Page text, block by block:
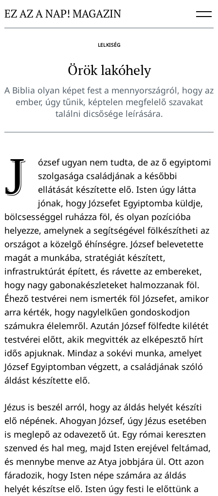
toEZ AZ A NAP! MAGAZIN
LELKISÉG
Örök lakóhely
A Biblia olyan képet fest a mennyországról, hogy az
ember, úgy tűnik, képtelen megfelelő szavakat
találni dicsősége leírására.
J
ózsef ugyan nem tudta, de az ő egyiptomi
szolgasága családjának a későbbi
ellátását készítette elő. Isten úgy látta
jónak, hogy Józsefet Egyiptomba küldje,
bölcsességgel ruházza föl, és olyan pozícióba
helyezze, amelynek a segítségével fölkészítheti az
országot a közelgő éhínségre. József belevetette
magát a munkába, stratégiát készített,
infrastruktúrát épített, és rávette az embereket,
hogy nagy gabonakészleteket halmozzanak föl.
Éhező testvérei nem ismerték föl Józsefet, amikor
arra kérték, hogy nagylelkűen gondoskodjon
számukra élelemről. Azután József fölfedte kilétét
testvérei előtt, akik megvitték az elképesztő hírt
idős apjuknak. Mindaz a sokévi munka, amelyet
József Egyiptomban végzett, a családjának szóló
áldást készítette elő.
Jézus is beszél arról, hogy az áldás helyét készíti
elő népének. Ahogyan József, úgy Jézus esetében
is meglepő az odavezető út. Egy római kereszten
szenved és hal meg, majd Isten erejével feltámad,
és mennybe menve az Atya jobbjára ül. Ott azon
fáradozik, hogy Isten népe számára az áldás
helyét készítse elő. Isten úgy festi le előttünk a